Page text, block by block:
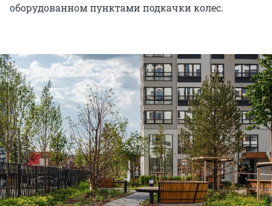
оборудованном пунктами подкачки колес.